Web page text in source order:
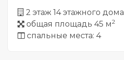
2 этаж 14 этажного дома
общая площадь 45 м2
спальные места: 4